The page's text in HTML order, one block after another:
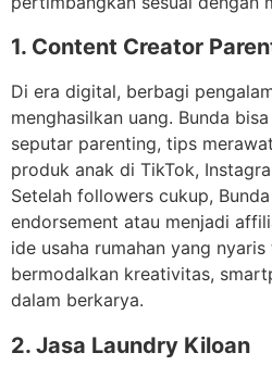
1. Content Creator
Di era digital, berbagi
menghasilkan uang. Bunda
seputar parenting, tips
produk anak di TikTok,
Setelah followers cukup,
endorsement atau menjadi
ide usaha rumahan yang
bermodalkan kreativitas,
dalam berkarya.
2. Jasa Laundry Kiloan